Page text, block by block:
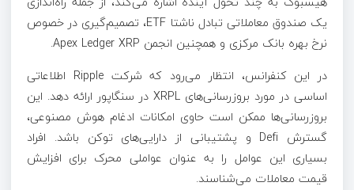
یک صندوق معاملاتی تبادل ناشتا ETF، تصمیم‌گیری در خصوص
نرخ بهره بانک مرکزی و همچنین انجمن Apex Ledger XRP.
در این کنفرانس، انتظار می‌رود که شرکت Ripple اطلاعاتی
اساسی در مورد بروزرسانی‌های XRPL در سنگاپور ارائه دهد. این
بروزرسانی‌ها ممکن است حاوی امکانات ادغام هوش مصنوعی،
گسترش Defi و پشتیبانی از دارایی‌های توکن باشد. افراد
بسیاری این عوامل را به عنوان عواملی محرک برای افزایش
قیمت معاملات می‌شناسند.